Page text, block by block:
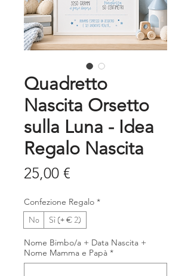
Quadretto
Nascita Orsetto
sulla Luna - Idea
Regalo Nascita
25,00 €
Confezione Regalo *
No Sì (+ € 2)
Nome Bimbo/a + Data Nascita +
Nome Mamma e Papà *